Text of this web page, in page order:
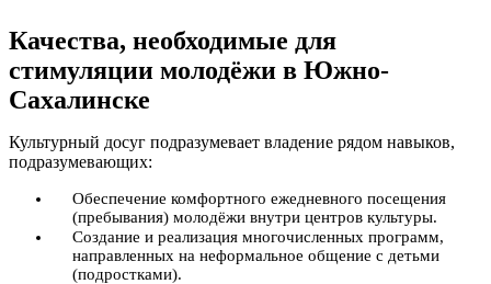
Качества, необходимые для
стимуляции молодёжи в Южно-
Сахалинске
Культурный досуг подразумевает владение рядом навыков,
подразумевающих:
Обеспечение комфортного ежедневного посещения
(пребывания) молодёжи внутри центров культуры.
Создание и реализация многочисленных программ,
направленных на неформальное общение с детьми
(подростками).